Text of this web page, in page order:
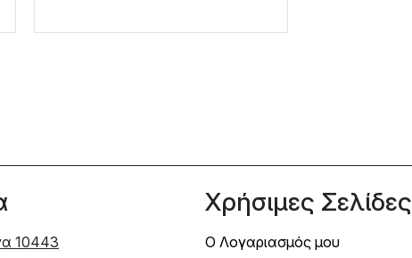
10443
Χρήσιμες Σελίδες
Ο Λογαριασμός μου